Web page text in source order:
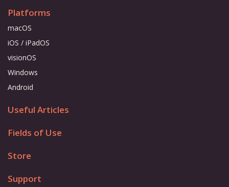
Platforms
macOS
iOS / iPadOS
visionOS
Windows
Android
Useful Articles
Fields of Use
Store
Support